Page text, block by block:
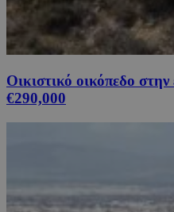
Οικιστικό οικόπεδο
€290,000